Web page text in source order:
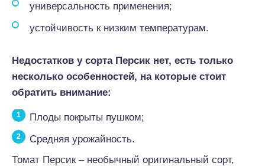
универсальность применения;
устойчивость к низким температурам.
Недостатков у сорта Персик нет, есть только
несколько особенностей, на которые стоит
обратить внимание:
Плоды покрыты пушком;
Средняя урожайность.
Томат Персик – необычный оригинальный сорт,